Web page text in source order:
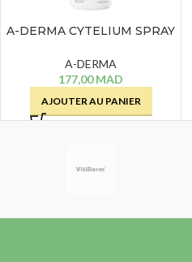
A-DERMA CYTELIUM SPRAY
A-DERMA
177,00MAD
AJOUTER AU PANIER